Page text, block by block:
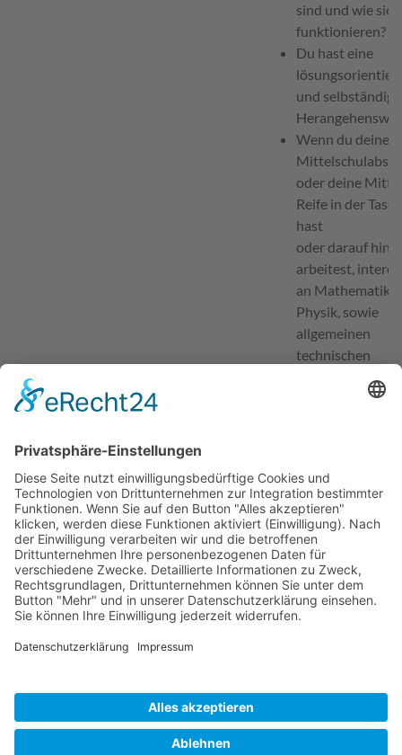
sind und wie sie
funktionieren?
Du hast eine
und selbständige
Wenn du deinen
oder deine
Reife in der
hast
oder darauf hin
arbeitest,
an Mathematik
Physik, sowie
allgemeinen
technischen
Aufgaben hast
ebenfalls gute
Ansprechpartner für Bewerbungen Florian Fischer
Telefon 09192/928244
E-Mail
systeme.de
Erwünschte Bewerbungsart
Veranstalter und Organisator: Landkreis Forchheim |